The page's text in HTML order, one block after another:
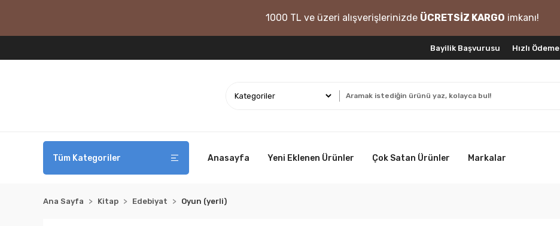
1000 TL ve üzeri alışverişlerinizde ÜCRETSİZ KARGO imkanı!
Bayilik Başvurusu Hızlı Ödeme
Tüm Kategoriler Anasayfa Yeni Eklenen Ürünler Çok Satan Ürünler Markalar
Ana Sayfa Kitap Edebiyat Oyun (yerli)